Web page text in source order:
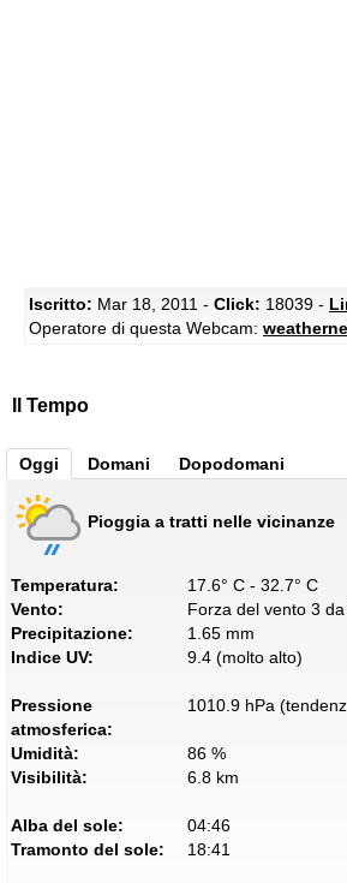
Iscritto: Mar 18, 2011 - Click: 18039 -
Operatore di questa Webcam:
Il Tempo
Oggi Domani Dopodomani
Pioggia a tratti nelle vicinanze
Temperatura:
17.6° C - 32.7° C
Vento:
Forza del vento 3 da
Precipitazione:
1.65 mm
Indice UV:
9.4 (molto alto)
Pressione
atmosferica:
1010.9 hPa
Umidità:
86 %
Visibilità:
6.8 km
Alba del sole:
04:46
Tramonto del sole:
18:41